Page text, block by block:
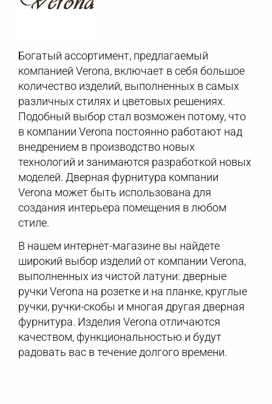
Богатый ассортимент, предлагаемый
компанией Verona, включает в себя большое
количество изделий, выполненных в самых
различных стилях и цветовых решениях.
Подобный выбор стал возможен потому, что
в компании Verona постоянно работают над
внедрением в производство новых
технологий и занимаются разработкой новых
моделей. Дверная фурнитура компании
Verona может быть использована для
создания интерьера помещения в любом
стиле.
В нашем интернет-магазине вы найдете
широкий выбор изделий от компании Verona,
выполненных из чистой латуни: дверные
ручки Verona на розетке и на планке, круглые
ручки, ручки-скобы и многая другая дверная
фурнитура. Изделия Verona отличаются
качеством, функциональностью и будут
радовать вас в течение долгого времени.